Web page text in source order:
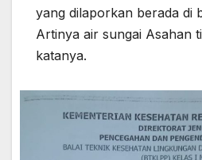
yang dilaporkan berada di
Artinya air sungai Asahan
katanya.